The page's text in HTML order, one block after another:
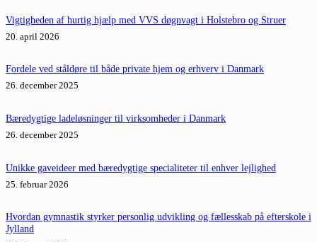
Vigtigheden af hurtig hjælp med VVS døgnvagt i Holstebro og Struer
20. april 2026
Fordele ved ståldøre til både private hjem og erhverv i Danmark
26. december 2025
Bæredygtige ladeløsninger til virksomheder i Danmark
26. december 2025
Unikke gaveideer med bæredygtige specialiteter til enhver lejlighed
25. februar 2026
Hvordan gymnastik styrker personlig udvikling og fællesskab på efterskole i
Jylland